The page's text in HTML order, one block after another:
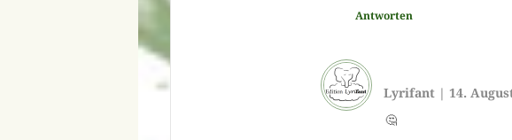
Antworten
Lyrifant | 14.
🤔